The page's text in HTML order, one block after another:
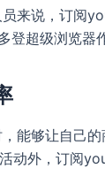
来说，订阅
超级浏览器
能够让自己
动外，订阅